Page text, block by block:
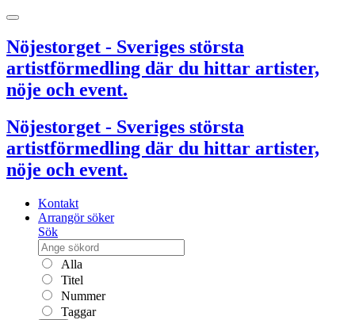
Nöjestorget - Sveriges största
artistförmedling där du hittar artister,
nöje och event.
Nöjestorget - Sveriges största
artistförmedling där du hittar artister,
nöje och event.
Kontakt
Arrangör söker
Sök
Alla
Titel
Nummer
Taggar